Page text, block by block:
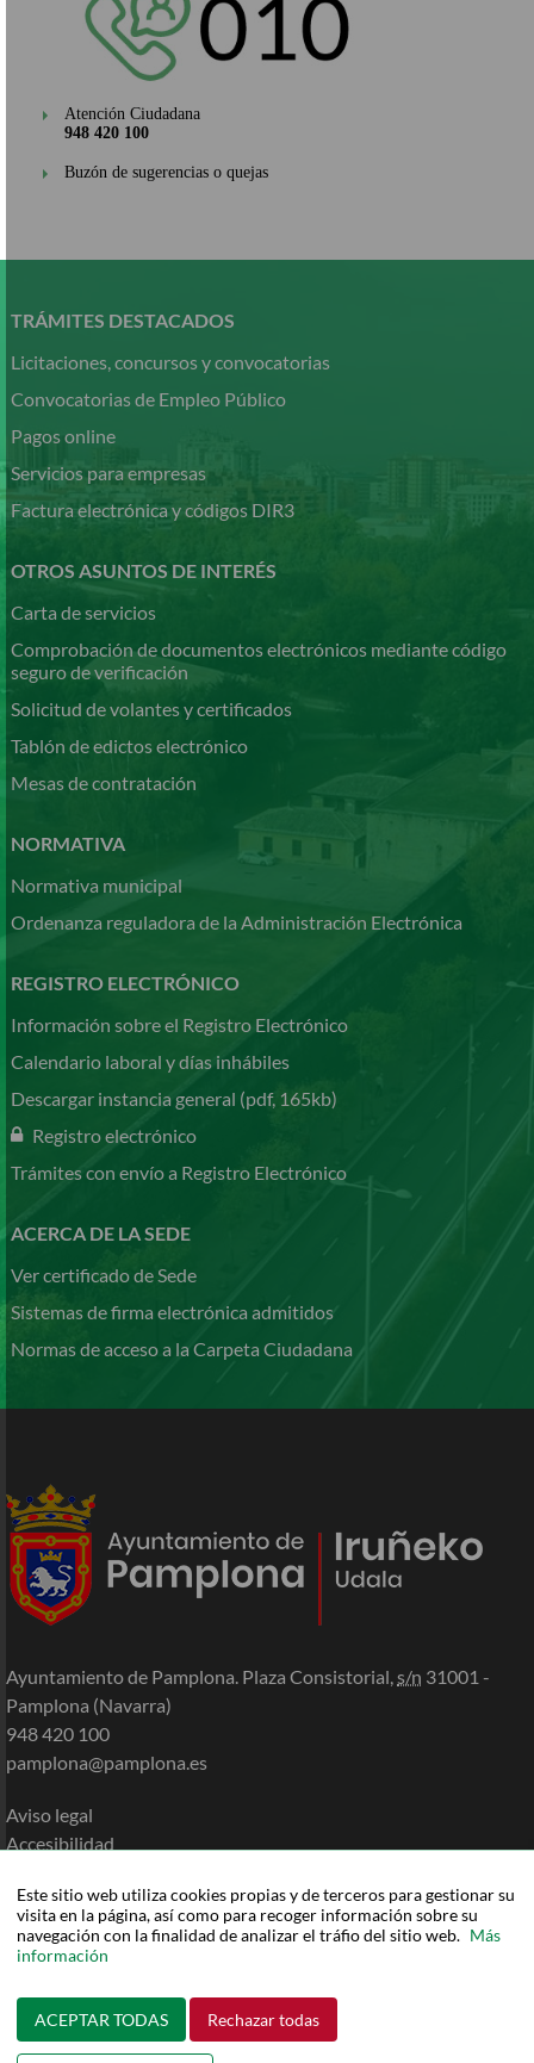
Este sitio web utiliza cookies propias y de terceros para gestionar su
visita en la página, así como para recoger información sobre su
navegación con la finalidad de analizar el tráfio del sitio web. Más
información
ACEPTAR TODAS Rechazar todas
Atención Ciudadana
948 420 100
Buzón de sugerencias o quejas
contenido
TRÁMITES DESTACADOS
Licitaciones, concursos y convocatorias
Convocatorias de Empleo Público
Pagos online
Servicios para empresas
Factura electrónica y códigos DIR3
OTROS ASUNTOS DE INTERÉS
Carta de servicios
Comprobación de documentos electrónicos mediante código
seguro de verificación
Solicitud de volantes y certificados
Tablón de edictos electrónico
Mesas de contratación
NORMATIVA
Normativa municipal
Ordenanza reguladora de la Administración Electrónica
REGISTRO ELECTRÓNICO
Información sobre el Registro Electrónico
Calendario laboral y días inhábiles
Descargar instancia general (pdf, 165kb)
Registro electrónico
Trámites con envío a Registro Electrónico
ACERCA DE LA SEDE
Ver certificado de Sede
Sistemas de firma electrónica admitidos
Normas de acceso a la Carpeta Ciudadana
Ayuntamiento de Pamplona. Plaza Consistorial,s/n 31001 -
Pamplona (Navarra)
948 420 100
pamplona@pamplona.es
Aviso legal
Accesibilidad
Política de privacidad
Mapa de la Sede
Ayuda